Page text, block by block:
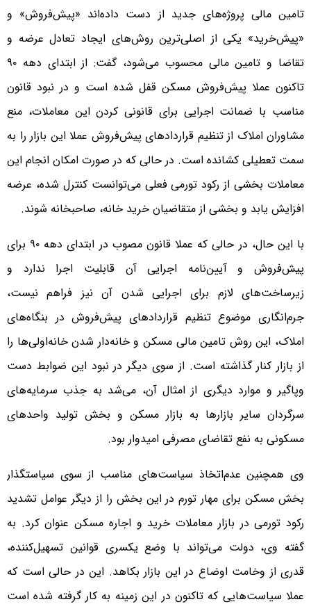
تامین مالی پروژه‌‌‌های جدید از دست داده‌‌‌اند «پیش‌‌‌فروش» و
«پیش‌خرید» یکی از اصلی‌‌‌ترین روش‌های ایجاد تعادل عرضه و
تقاضا و تامین مالی محسوب می‌شود، گفت: از ابتدای دهه ۹۰
تاکنون عملا پیش‌‌‌فروش مسکن قفل شده است و در نبود قانون
مناسب با ضمانت اجرایی برای قانونی کردن این معاملات، منع
مشاوران املاک از تنظیم قراردادهای پیش‌‌‌فروش عملا این بازار را به
سمت تعطیلی کشانده است. در حالی که در صورت امکان انجام این
معاملات بخشی از رکود تورمی فعلی می‌توانست کنترل شده، عرضه
افزایش یابد و بخشی از متقاضیان خرید خانه، صاحبخانه شوند.
با این حال، در حالی که عملا قانون مصوب در ابتدای دهه ۹۰ برای
پیش‌‌‌فروش و آیین‌‌‌نامه اجرایی آن قابلیت اجرا ندارد و
زیرساخت‌‌‌های لازم برای اجرایی شدن آن نیز فراهم نیست،
جرم‌‌‌انگاری موضوع تنظیم قراردادهای پیش‌‌‌فروش در بنگاه‌‌‌های
املاک، این روش تامین مالی مسکن و خانه‌‌‌دار شدن خانه‌‌‌اولی‌‌‌ها را
از بازار کنار گذاشته است. از سوی دیگر در نبود این ضوابط دست
وپاگیر و موارد دیگری از امثال آن، می‌شد به جذب سرمایه‌‌‌های
سرگردان سایر بازارها به بازار مسکن و بخش تولید واحدهای
مسکونی به نفع تقاضای مصرفی امیدوار بود.
وی همچنین عدم‌اتخاذ سیاست‌‌‌های مناسب از سوی سیاستگذار
بخش مسکن برای مهار تورم در این بخش را از دیگر عوامل تشدید
رکود تورمی در بازار معاملات خرید و اجاره مسکن عنوان کرد. به
گفته وی، دولت می‌تواند با وضع یکسری قوانین تسهیل‌‌‌کننده،
قدری از وخامت اوضاع در این بازار بکاهد. این در حالی است که
عملا سیاست‌‌‌هایی که تاکنون در این زمینه به کار گرفته شده است